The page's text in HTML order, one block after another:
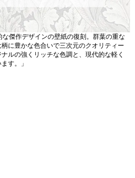
な傑作デザインの壁紙の復刻。群葉の重な
に豊かな色合いで三次元のクオリティー
ルの強くリッチな色調と、現代的な軽く
す。」